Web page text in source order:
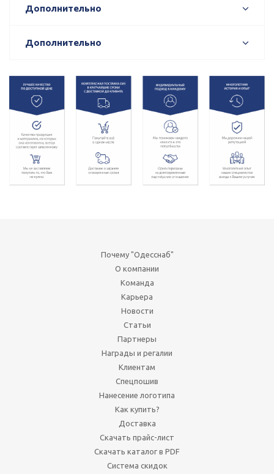
Дополнительно
Дополнительно
Почему "Одесснаб"
О компании
Команда
Карьера
Новости
Статьи
Партнеры
Награды и регалии
Клиентам
Спецпошив
Нанесение логотипа
Как купить?
Доставка
Скачать прайс-лист
Скачать каталог в PDF
Система скидок